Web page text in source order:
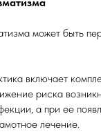
может быть
включает
риска
а при ее
лечение.